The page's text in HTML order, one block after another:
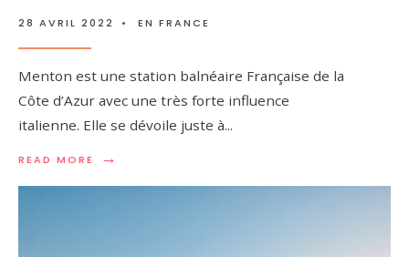
28 AVRIL 2022 • EN FRANCE
Menton est une station balnéaire Française de la
Côte d’Azur avec une très forte influence
italienne. Elle se dévoile juste à...
READ MORE →